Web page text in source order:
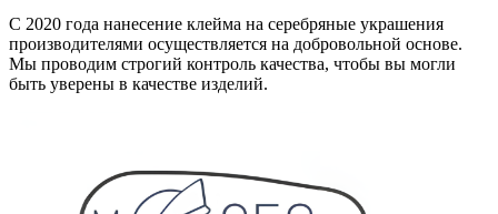
С 2020 года нанесение клейма на серебряные украшения
производителями осуществляется на добровольной основе.
Мы проводим строгий контроль качества, чтобы вы могли
быть уверены в качестве изделий.